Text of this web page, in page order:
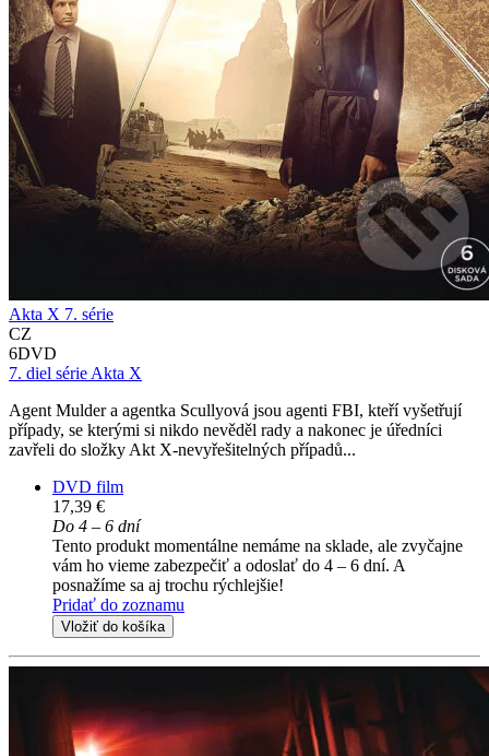
Akta X 7. série
CZ
6DVD
7. diel série Akta X
Agent Mulder a agentka Scullyová jsou agenti FBI, kteří vyšetřují
případy, se kterými si nikdo nevěděl rady a nakonec je úředníci
zavřeli do složky Akt X-nevyřešitelných případů...
DVD film
17,39 €
Do 4 – 6 dní
Tento produkt momentálne nemáme na sklade, ale zvyčajne
vám ho vieme zabezpečiť a odoslať do 4 – 6 dní. A
posnažíme sa aj trochu rýchlejšie!
Pridať do zoznamu
Vložiť do košíka